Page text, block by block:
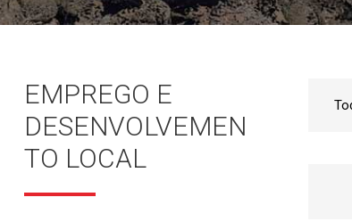
EMPREGO E
DESENVOLVEMEN
TO LOCAL